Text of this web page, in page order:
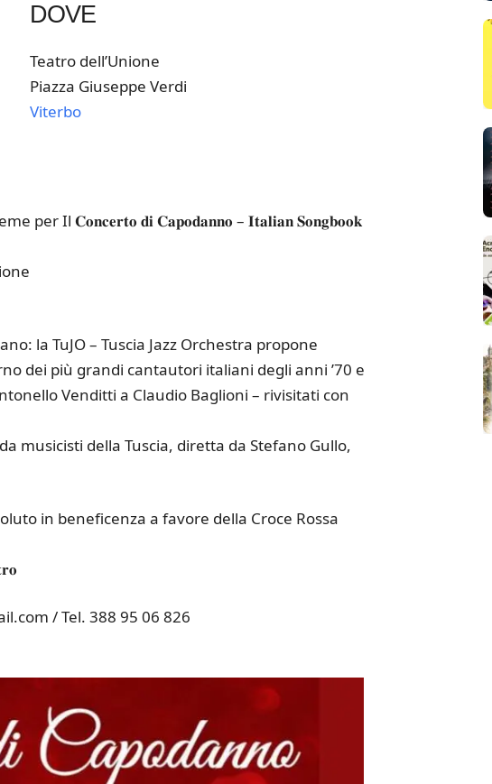
DOVE
Teatro dell’Unione
Piazza Giuseppe Verdi
Viterbo
per Il 𝐂𝐨𝐧𝐜𝐞𝐫𝐭𝐨 𝐝𝐢 𝐂𝐚𝐩𝐨𝐝𝐚𝐧𝐧𝐨 – 𝐈𝐭𝐚𝐥𝐢𝐚𝐧 𝐒𝐨𝐧𝐠𝐛𝐨𝐨𝐤
la TuJO – Tuscia Jazz Orchestra propone
dei più grandi cantautori italiani degli anni ’70 e
Venditti a Claudio Baglioni – rivisitati con
musicisti della Tuscia, diretta da Stefano Gullo,
in beneficenza a favore della Croce Rossa
/ Tel. 388 95 06 826